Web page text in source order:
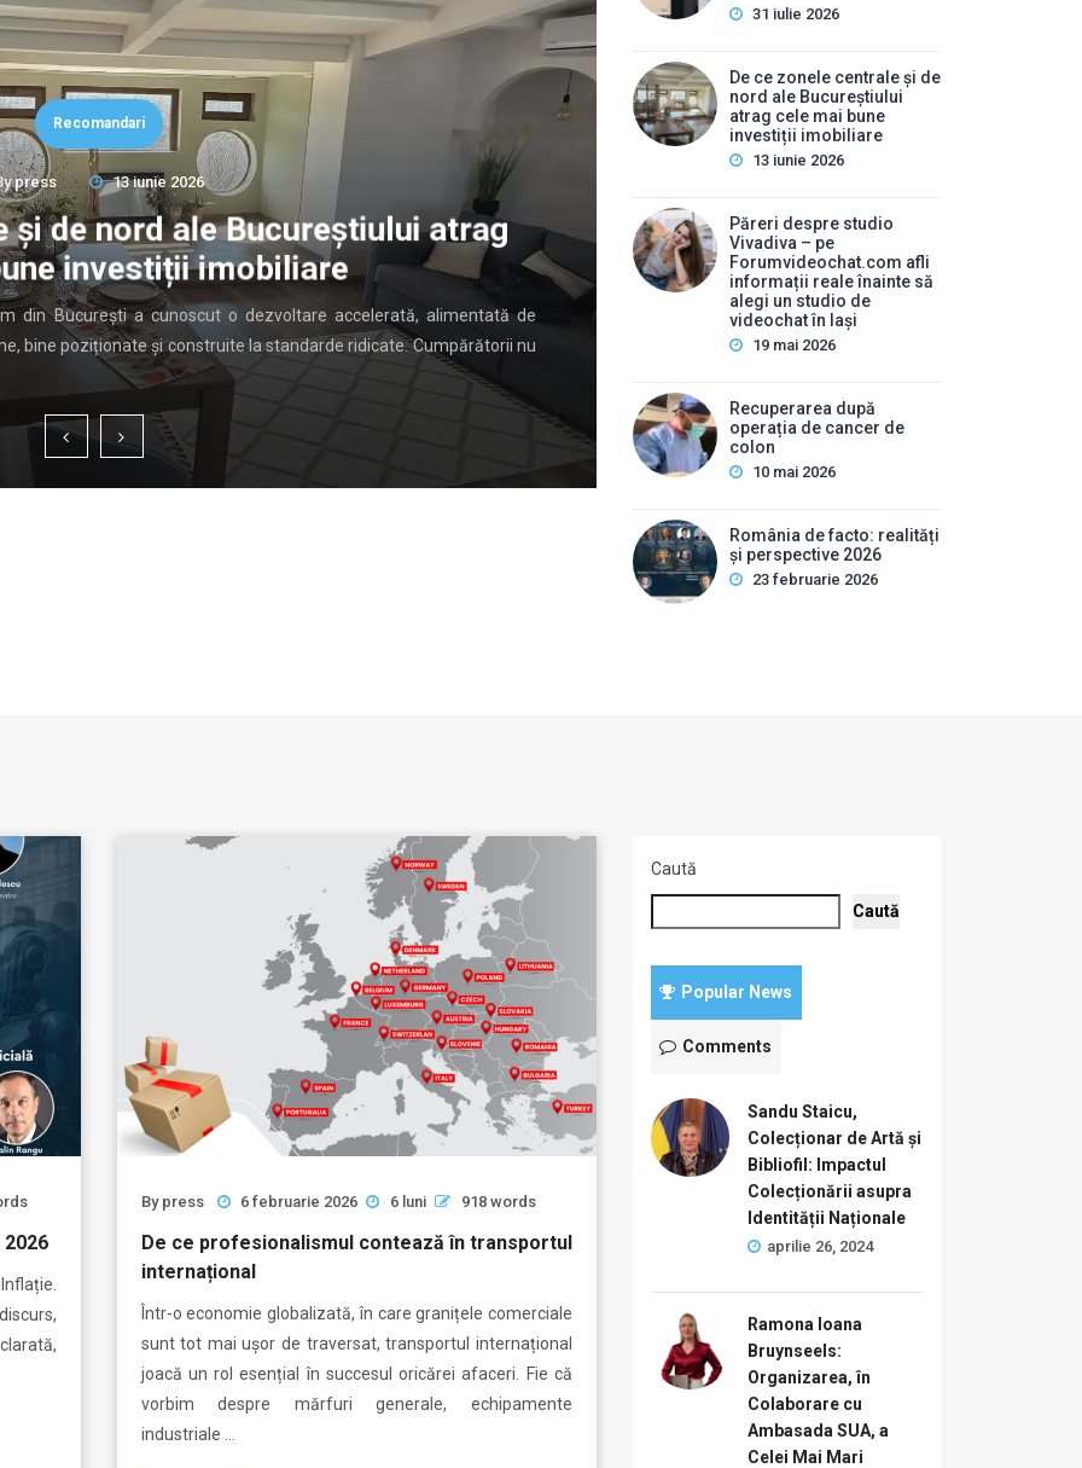
Recomandari
press 13 iunie 2026
și de nord ale Bucureștiului atrag
investiții imobiliare
din București a cunoscut o dezvoltare accelerată, alimentată de
bine poziționate și construite la standarde ridicate. Cumpărătorii nu
Cancerul de vezică
Mulți oameni ignoră durerile abdominale ușoare și
pot ascunde uneori afecțiuni hepatobiliare severe.
31 iulie 2026
De ce zonele centrale și de
nord ale Bucureștiului
atrag cele mai bune
investiții imobiliare
13 iunie 2026
Păreri despre studio
Vivadiva – pe
Forumvideochat.com afli
informații reale înainte să
alegi un studio de
videochat în Iași
19 mai 2026
Recuperarea după
operația de cancer de
colon
10 mai 2026
România de facto: realități
și perspective 2026
23 februarie 2026
By press 6 februarie 2026 6 luni 918 words
De ce profesionalismul contează în transportul
internațional
Într-o economie globalizată, în care granițele comerciale
sunt tot mai ușor de traversat, transportul internațional
joacă un rol esențial în succesul oricărei afaceri. Fie că
vorbim despre mărfuri generale, echipamente
industriale …
Caută
Caută
Popular News
Comments
Sandu Staicu,
Colecționar de Artă și
Bibliofil: Impactul
Colecționării asupra
Identității Naționale
aprilie 26, 2024
Ramona Ioana
Bruynseels:
Organizarea, în
Colaborare cu
Ambasada SUA, a
Celei Mai Mari